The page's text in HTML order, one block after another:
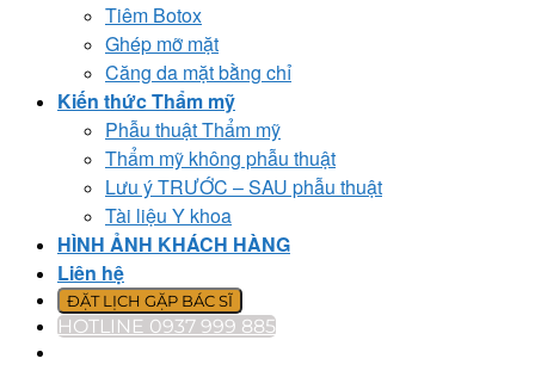
Tiêm Botox
Ghép mỡ mặt
Căng da mặt bằng chỉ
Kiến thức Thẩm mỹ
Phẫu thuật Thẩm mỹ
Thẩm mỹ không phẫu thuật
Lưu ý TRƯỚC – SAU phẫu thuật
Tài liệu Y khoa
HÌNH ẢNH KHÁCH HÀNG
Liên hệ
ĐẶT LỊCH GẶP BÁC SĨ
HOTLINE 0937 999 885